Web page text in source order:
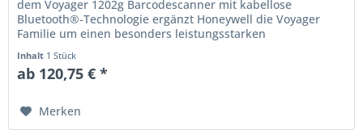
dem Voyager 1202g Barcodescanner mit kabellose
Bluetooth®-Technologie ergänzt Honeywell die Voyager
Familie um einen besonders leistungsstarken
Inhalt 1 Stück
ab 120,75 € *
Merken